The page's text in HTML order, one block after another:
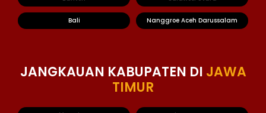
Bali Nanggroe Aceh Darussalam
JANGKAUAN KABUPATEN DI JAWA
TIMUR